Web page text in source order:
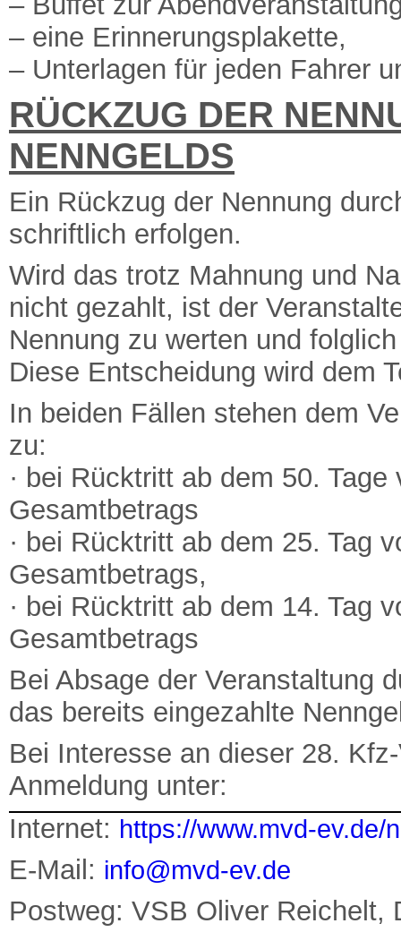
– eine Erinnerungsplakette,
– Unterlagen für jeden Fahrer
RÜCKZUG DER
NENNGELDS
Ein Rückzug der Nennung
schriftlich erfolgen.
Wird das trotz Mahnung und
nicht gezahlt, ist der
Nennung zu werten und
Diese Entscheidung wird dem
In beiden Fällen stehen dem
zu:
· bei Rücktritt ab dem 50.
Gesamtbetrags
· bei Rücktritt ab dem 25. Tag
Gesamtbetrags,
· bei Rücktritt ab dem 14. Tag
Gesamtbetrags
Bei Absage der Veranstaltung
das bereits eingezahlte
Bei Interesse an dieser 28.
Anmeldung unter:
Internet: https://www.mvd-ev.de/
E-Mail: info@mvd-ev.de
Postweg: VSB Oliver Reichelt,